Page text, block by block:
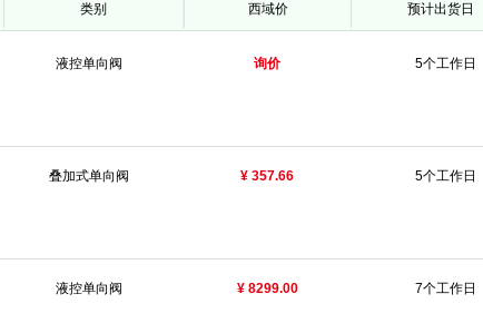
类别 西域价 预计出货日
液控单向阀 询价 5个工作日
叠加式单向阀 ¥ 357.66 5个工作日
液控单向阀 ¥ 8299.00 7个工作日